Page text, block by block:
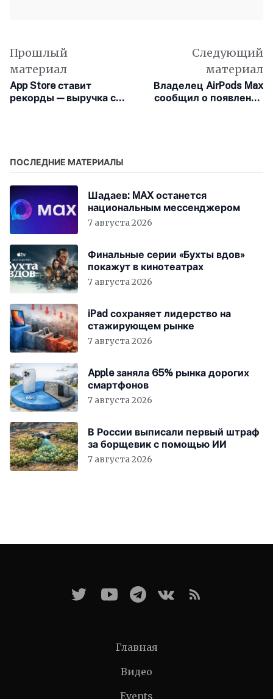
Прошлый
материал
App Store ставит
рекорды — выручка с
Следующий
материал
Владелец AirPods Max
сообщил о появлении
ПОСЛЕДНИЕ МАТЕРИАЛЫ
Шадаев: MAX останется
национальным мессенджером
7 августа 2026
Финальные серии «Бухты вдов»
покажут в кинотеатрах
7 августа 2026
iPad сохраняет лидерство на
стажирующем рынке
7 августа 2026
Apple заняла 65% рынка дорогих
смартфонов
7 августа 2026
В России выписали первый штраф
за борщевик с помощью ИИ
7 августа 2026
Главная
Видео
Events